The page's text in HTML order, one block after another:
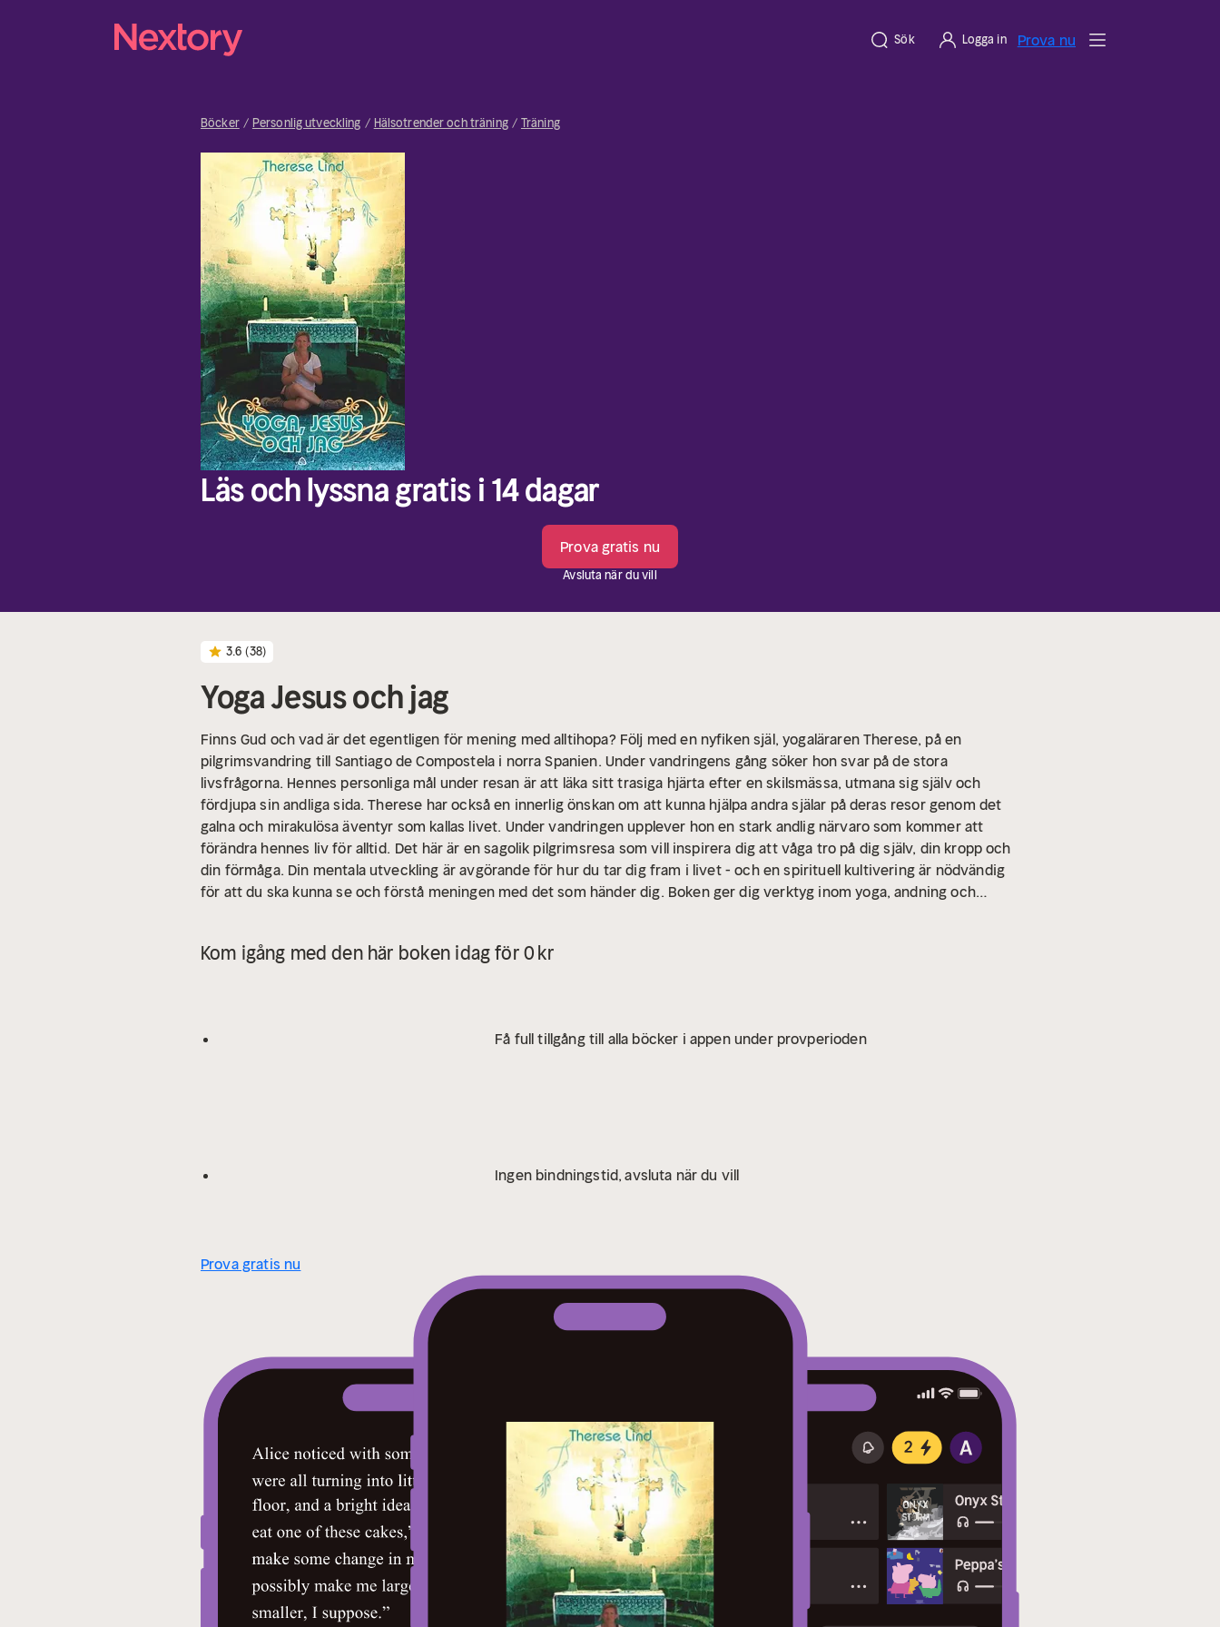
Sök Logga in Prova nu
Böcker Personlig utveckling Hälsotrender och träning Träning
Läs och lyssna gratis i 14 dagar
Prova gratis nu
Avsluta när du vill
3.6 (38)
Yoga Jesus och jag
Finns Gud och vad är det egentligen för mening med alltihopa? Följ med en nyfiken själ, yogaläraren Therese, på en
pilgrimsvandring till Santiago de Compostela i norra Spanien. Under vandringens gång söker hon svar på de stora
livsfrågorna. Hennes personliga mål under resan är att läka sitt trasiga hjärta efter en skilsmässa, utmana sig själv och
fördjupa sin andliga sida. Therese har också en innerlig önskan om att kunna hjälpa andra själar på deras resor genom det
galna och mirakulösa äventyr som kallas livet. Under vandringen upplever hon en stark andlig närvaro som kommer att
förändra hennes liv för alltid. Det här är en sagolik pilgrimsresa som vill inspirera dig att våga tro på dig själv, din kropp och
din förmåga. Din mentala utveckling är avgörande för hur du tar dig fram i livet - och en spirituell kultivering är nödvändig
för att du ska kunna se och förstå meningen med det som händer dig. Boken ger dig verktyg inom yoga, andning och
Kom igång med den här boken idag för 0 kr
Få full tillgång till alla böcker i appen under provperioden
Ingen bindningstid, avsluta när du vill
Prova gratis nu